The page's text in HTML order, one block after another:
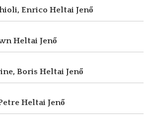
Enrico Heltai Jenő
Heltai Jenő
Boris Heltai Jenő
Heltai Jenő